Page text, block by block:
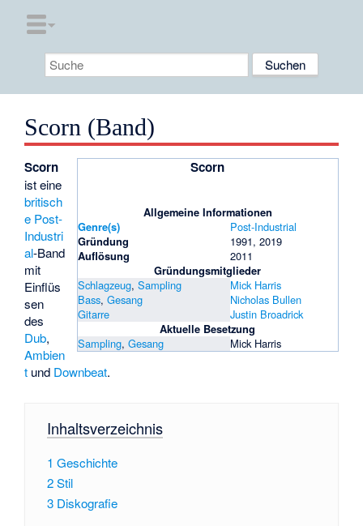
Scorn (Band)
Scorn
Allgemeine Informationen
Genre(s)
Post-Industrial
Gründung
1991, 2019
Auflösung
2011
Gründungsmitglieder
Schlagzeug, Sampling
Mick Harris
Bass, Gesang
Nicholas Bullen
Gitarre
Justin Broadrick
Aktuelle Besetzung
Sampling, Gesang Mick Harris
Scorn
ist eine
britisch
e Post-
Industri
al-Band
mit
Einflüs
sen
des
Dub,
Ambien
t und Downbeat.
Inhaltsverzeichnis
1 Geschichte
2Stil
3 Diskografie